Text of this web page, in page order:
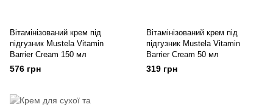
Вітамінізований крем під
підгузник Mustela Vitamin
Barrier Cream 150 мл
576 грн
Вітамінізований крем під
підгузник Mustela Vitamin
Barrier Cream 50 мл
319 грн